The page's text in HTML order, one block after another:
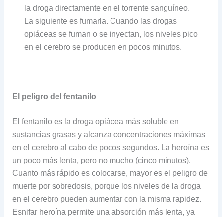
la droga directamente en el torrente sanguíneo.
La siguiente es fumarla. Cuando las drogas
opiáceas se fuman o se inyectan, los niveles pico
en el cerebro se producen en pocos minutos.
El peligro del fentanilo
El fentanilo es la droga opiácea más soluble en
sustancias grasas y alcanza concentraciones máximas
en el cerebro al cabo de pocos segundos. La heroína es
un poco más lenta, pero no mucho (cinco minutos).
Cuanto más rápido es colocarse, mayor es el peligro de
muerte por sobredosis, porque los niveles de la droga
en el cerebro pueden aumentar con la misma rapidez.
Esnifar heroína permite una absorción más lenta, ya